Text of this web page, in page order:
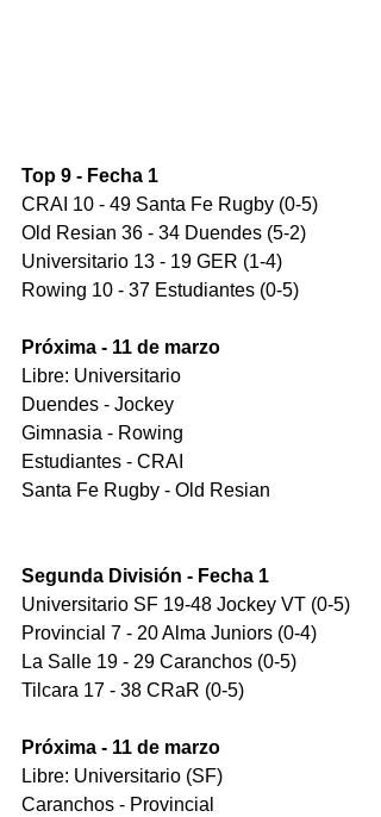
Top 9 - Fecha 1
CRAI 10 - 49 Santa Fe Rugby (0-5)
Old Resian 36 - 34 Duendes (5-2)
Universitario 13 - 19 GER (1-4)
Rowing 10 - 37 Estudiantes (0-5)
Próxima - 11 de marzo
Libre: Universitario
Duendes - Jockey
Gimnasia - Rowing
Estudiantes - CRAI
Santa Fe Rugby - Old Resian
Segunda División - Fecha 1
Universitario SF 19-48 Jockey VT (0-5)
Provincial 7 - 20 Alma Juniors (0-4)
La Salle 19 - 29 Caranchos (0-5)
Tilcara 17 - 38 CRaR (0-5)
Próxima - 11 de marzo
Libre: Universitario (SF)
Caranchos - Provincial